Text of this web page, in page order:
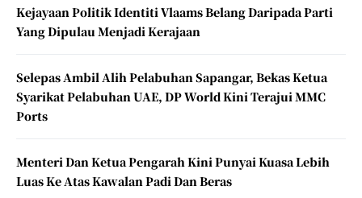
Kejayaan Politik Identiti Vlaams Belang Daripada Parti
Yang Dipulau Menjadi Kerajaan
Selepas Ambil Alih Pelabuhan Sapangar, Bekas Ketua
Syarikat Pelabuhan UAE, DP World Kini Terajui MMC
Ports
Menteri Dan Ketua Pengarah Kini Punyai Kuasa Lebih
Luas Ke Atas Kawalan Padi Dan Beras